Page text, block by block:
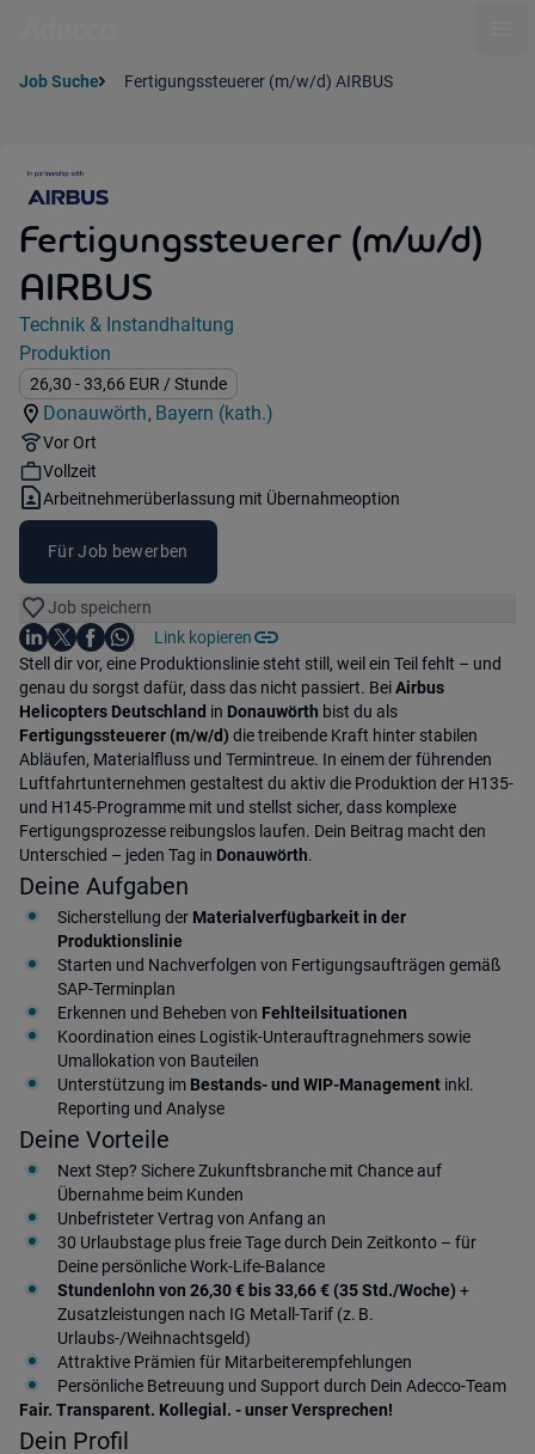
Job Suche Fertigungssteuerer (m/w/d) AIRBUS
Fertigungssteuerer (m/w/d)
AIRBUS
Jobdetails
Kategorie:
Technik & Instandhaltung
Industry:
Produktion
Gehalt:
26,30 - 33,66 EUR / Stunde
Standorte:
Donauwörth,
Region:
Bayern (kath.)
Remote Option:
Vor Ort
Workhours:
Vollzeit
Vertragsart:
Arbeitnehmerüberlassung mit Übernahmeoption
Für Job bewerben
Job speichern
Teile diesen Job
Auf LinkedIn teilen
Auf X teilen
Auf Facebook teilen
Auf WhatsApp teilen
Link kopieren
Einleitung
Stell dir vor, eine Produktionslinie steht still, weil ein Teil fehlt – und
genau du sorgst dafür, dass das nicht passiert. BeiAirbus
Helicopters Deutschland in Donauwörth bist du als
Fertigungssteuerer (m/w/d) die treibende Kraft hinter stabilen
Abläufen, Materialfluss und Termintreue. In einem der führenden
Luftfahrtunternehmen gestaltest du aktiv die Produktion der H135-
und H145-Programme mit und stellst sicher, dass komplexe
Fertigungsprozesse reibungslos laufen. Dein Beitrag macht den
Unterschied – jeden Tag in Donauwörth.
Deine Aufgaben
Sicherstellung der Materialverfügbarkeit in der
Produktionslinie
Starten und Nachverfolgen von Fertigungsaufträgen gemäß
SAP-Terminplan
Erkennen und Beheben von Fehlteilsituationen
Koordination eines Logistik-Unterauftragnehmers sowie
Umallokation von Bauteilen
Unterstützung im Bestands- und WIP-Management inkl.
Reporting und Analyse
Deine Vorteile
Next Step? Sichere Zukunftsbranche mit Chance auf
Übernahme beim Kunden
Unbefristeter Vertrag von Anfang an
30 Urlaubstage plus freie Tage durch Dein Zeitkonto – für
Deine persönliche Work-Life-Balance
Stundenlohn von 26,30 € bis 33,66 € (35 Std./Woche) +
Zusatzleistungen nach IG Metall-Tarif (z. B.
Urlaubs-/Weihnachtsgeld)
Attraktive Prämien für Mitarbeiterempfehlungen
Persönliche Betreuung und Support durch Dein Adecco-Team
Fair. Transparent. Kollegial. - unser Versprechen!
Dein Profil